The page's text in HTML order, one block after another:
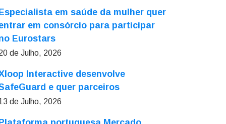
Especialista em saúde da mulher quer
em consórcio para participar
Eurostars
de Julho, 2026
Interactive desenvolve
e quer parceiros
de Julho, 2026